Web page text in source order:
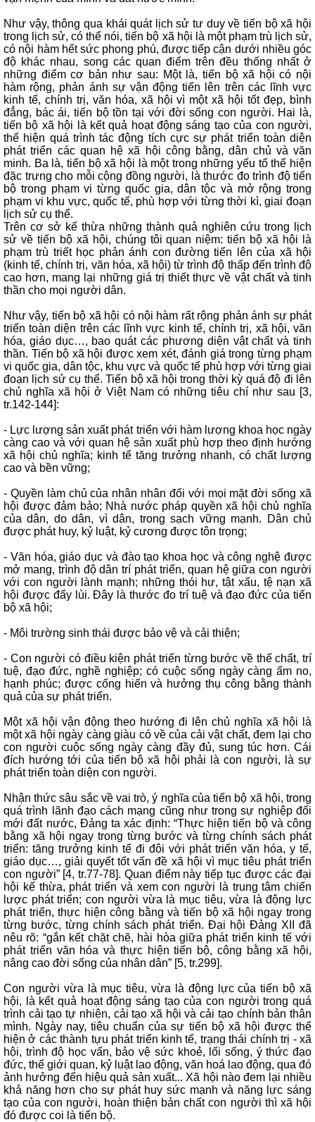
Như vậy, thông qua khái quát lịch sử tư duy về tiến bộ xã hội
trong lịch sử, có thể nói, tiến bộ xã hội là một phạm trù lịch sử,
có nội hàm hết sức phong phú, được tiếp cận dưới nhiều góc
độ khác nhau, song các quan điểm trên đều thống nhất ở
những điểm cơ bản như sau: Một là, tiến bộ xã hội có nội
hàm rộng, phản ánh sự vận động tiến lên trên các lĩnh vực
kinh tế, chính trị, văn hóa, xã hội vì một xã hội tốt đẹp, bình
đẳng, bác ái, tiến bộ tồn tại với đời sống con người. Hai là,
tiến bộ xã hội là kết quả hoạt động sáng tạo của con người,
thể hiện quá trình tác động tích cực sự phát triển toàn diện
phát triển các quan hệ xã hội công bằng, dân chủ và văn
minh. Ba là, tiến bộ xã hội là một trong những yếu tố thể hiện
đặc trưng cho mỗi cộng đồng người, là thước đo trình độ tiến
bộ trong phạm vi từng quốc gia, dân tộc và mở rộng trong
phạm vi khu vực, quốc tế, phù hợp với từng thời kì, giai đoạn
lịch sử cụ thể.
Trên cơ sở kế thừa những thành quả nghiên cứu trong lịch
sử về tiến bộ xã hội, chúng tôi quan niệm: tiến bộ xã hội là
phạm trù triết học phản ánh con đường tiến lên của xã hội
(kinh tế, chính trị, văn hóa, xã hội) từ trình độ thấp đến trình độ
cao hơn, mang lại những giá trị thiết thực về vật chất và tinh
thần cho mọi người dân.
Như vậy, tiến bộ xã hội có nội hàm rất rộng phản ánh sự phát
triển toàn diện trên các lĩnh vực kinh tế, chính trị, xã hội, văn
hóa, giáo dục…, bao quát các phương diện vật chất và tinh
thần. Tiến bộ xã hội được xem xét, đánh giá trong từng phạm
vi quốc gia, dân tộc, khu vực và quốc tế phù hợp với từng giai
đoạn lịch sử cụ thể. Tiến bộ xã hội trong thời kỳ quá độ đi lên
chủ nghĩa xã hội ở Việt Nam có những tiêu chí như sau [3,
tr.142-144]:
- Lực lượng sản xuất phát triển với hàm lượng khoa học ngày
càng cao và với quan hệ sản xuất phù hợp theo định hướng
xã hội chủ nghĩa; kinh tế tăng trưởng nhanh, có chất lượng
cao và bền vững;
- Quyền làm chủ của nhân nhân đối với mọi mặt đời sống xã
hội được đảm bảo; Nhà nước pháp quyền xã hội chủ nghĩa
của dân, do dân, vì dân, trong sạch vững mạnh. Dân chủ
được phát huy, kỷ luật, kỷ cương được tôn trọng;
- Văn hóa, giáo dục và đào tạo khoa học và công nghệ được
mở mang, trình độ dân trí phát triển, quan hệ giữa con người
với con người lành mạnh; những thói hư, tật xấu, tệ nạn xã
hội được đẩy lùi. Đây là thước đo trí tuệ và đạo đức của tiến
bộ xã hội;
- Môi trường sinh thái được bảo vệ và cải thiện;
- Con người có điều kiện phát triển từng bước về thể chất, trí
tuệ, đạo đức, nghề nghiệp; có cuộc sống ngày càng ấm no,
hạnh phúc; được cống hiến và hưởng thụ công bằng thành
quả của sự phát triển.
Một xã hội vận động theo hướng đi lên chủ nghĩa xã hội là
một xã hội ngày càng giàu có về của cải vật chất, đem lại cho
con người cuộc sống ngày càng đầy đủ, sung túc hơn. Cái
đích hướng tới của tiến bộ xã hội phải là con người, là sự
phát triển toàn diện con người.
Nhận thức sâu sắc về vai trò, ý nghĩa của tiến bộ xã hội, trong
quá trình lãnh đạo cách mạng cũng như trong sự nghiệp đổi
mới đất nước, Đảng ta xác định: “Thực hiện tiến bộ và công
bằng xã hội ngay trong từng bước và từng chính sách phát
triển: tăng trưởng kinh tế đi đôi với phát triển văn hóa, y tế,
giáo dục…, giải quyết tốt vấn đề xã hội vì mục tiêu phát triển
con người” [4, tr.77-78]. Quan điểm này tiếp tục được các đại
hội kế thừa, phát triển và xem con người là trung tâm chiến
lược phát triển; con người vừa là mục tiêu, vừa là động lực
phát triển, thực hiện công bằng và tiến bộ xã hội ngay trong
từng bước, từng chính sách phát triển. Đại hội Đảng XII đã
nêu rõ: “gắn kết chặt chẽ, hài hòa giữa phát triển kinh tế với
phát triển văn hóa và thực hiện tiến bộ, công bằng xã hội,
nâng cao đời sống của nhân dân” [5, tr.299].
Con người vừa là mục tiêu, vừa là động lực của tiến bộ xã
hội, là kết quả hoạt động sáng tạo của con người trong quá
trình cải tạo tự nhiên, cải tạo xã hội và cải tạo chính bản thân
mình. Ngày nay, tiêu chuẩn của sự tiến bộ xã hội được thể
hiện ở các thành tựu phát triển kinh tế, trạng thái chính trị - xã
hội, trình độ học vấn, bảo vệ sức khoẻ, lối sống, ý thức đạo
đức, thế giới quan, kỷ luật lao động, văn hoá lao động, qua đó
ảnh hưởng đến hiệu quả sản xuất... Xã hội nào đem lại nhiều
khả năng hơn cho sự phát huy sức mạnh và năng lực sáng
tạo của con người, hoàn thiện bản chất con người thì xã hội
đó được coi là tiến bộ.